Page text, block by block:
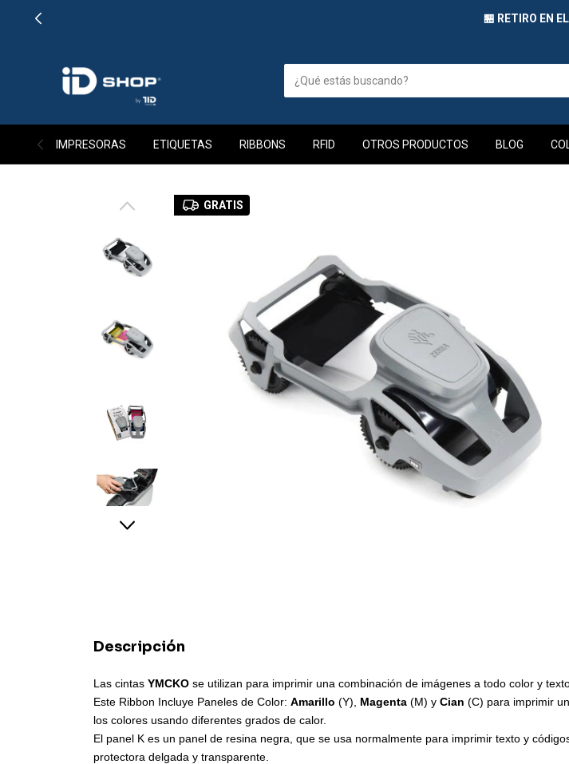
🏪 RETIRO EN
IMPRESORAS ETIQUETAS RIBBONS RFID OTROS PRODUCTOS BLOG
GRATIS
Descripción
Las cintas YMCKO se utilizan para imprimir una combinación de imágenes a todo color y
Este Ribbon Incluye Paneles de Color: Amarillo (Y), Magenta (M) y Cian (C) para imprimir
los colores usando diferentes grados de calor.
El panel K es un panel de resina negra, que se usa normalmente para imprimir texto y
protectora delgada y transparente.